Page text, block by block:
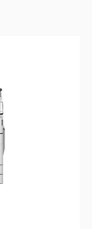
cm x 80 cm)